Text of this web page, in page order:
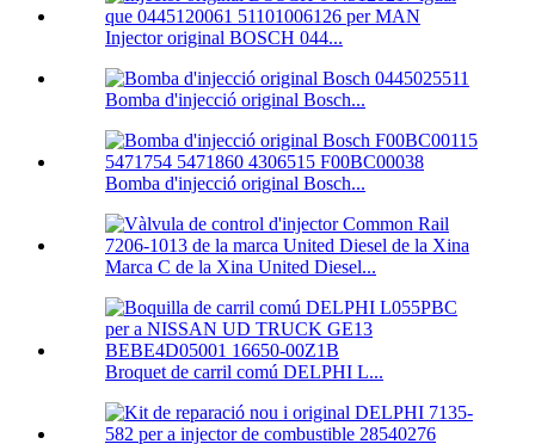
Injector original BOSCH 044...
Bomba d'injecció original Bosch...
Bomba d'injecció original Bosch...
Marca C de la Xina United Diesel...
Broquet de carril comú DELPHI L...